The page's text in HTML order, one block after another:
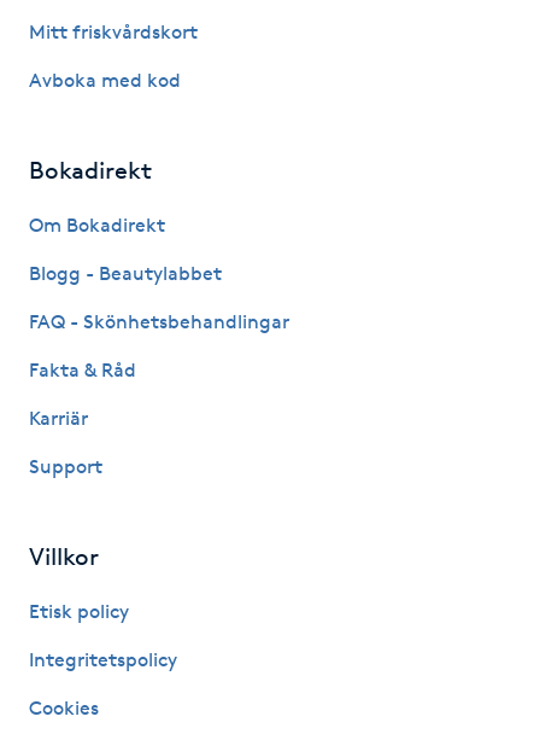
Funktionsanalys
Föning
Gel naglar
Gelenaglar
Gravidyoga
Gruppträning
Mitt friskvårdskort
Avboka med kod
Bokadirekt
Om Bokadirekt
Blogg - Beautylabbet
FAQ - Skönhetsbehandlingar
Fakta & Råd
Karriär
Support
Villkor
Etisk policy
Integritetspolicy
Cookies